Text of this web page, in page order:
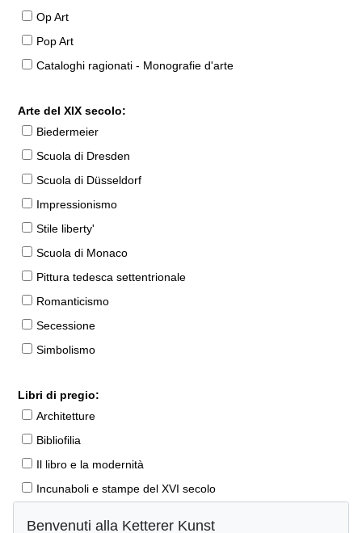
Op Art
Pop Art
Cataloghi ragionati - Monografie d'arte
Arte del XIX secolo:
Biedermeier
Scuola di Dresden
Scuola di Düsseldorf
Impressionismo
Stile liberty'
Scuola di Monaco
Pittura tedesca settentrionale
Romanticismo
Secessione
Simbolismo
Libri di pregio:
Architetture
Bibliofilia
Il libro e la modernità
Incunaboli e stampe del XVI secolo
Benvenuti alla Ketterer Kunst